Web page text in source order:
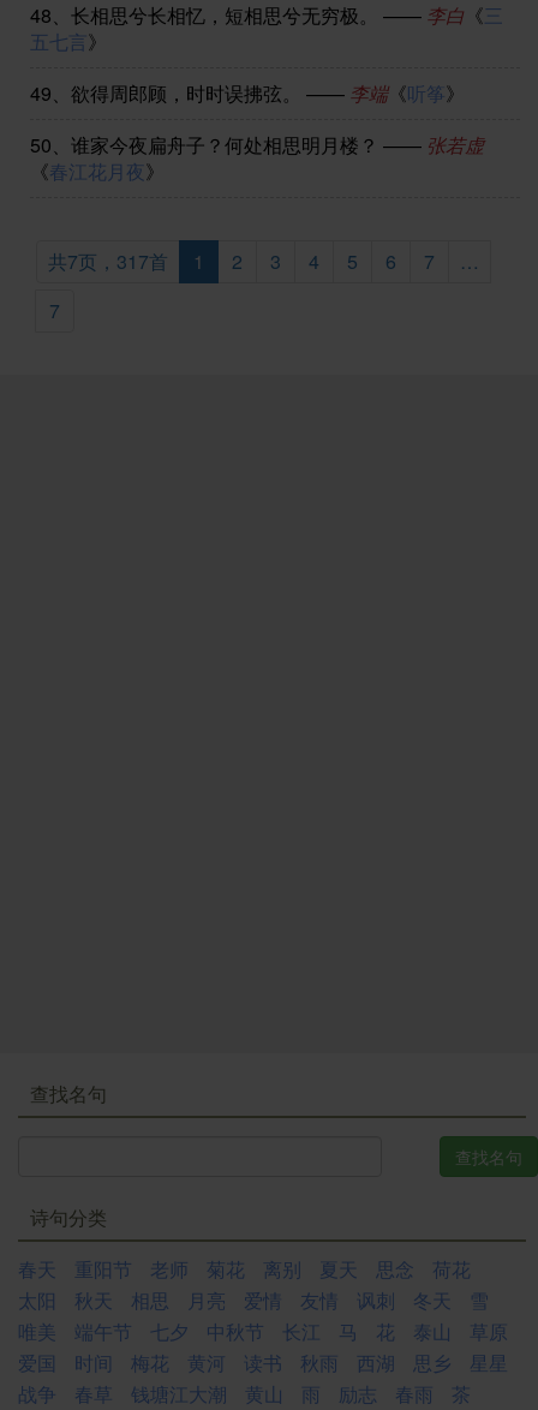
48、 长相思兮长相忆，短相思兮无穷极。 —— 李白 《三
五七言》
49、 欲得周郎顾，时时误拂弦。 —— 李端《听筝》
50、 谁家今夜扁舟子？何处相思明月楼？ —— 张若虚
《春江花月夜》
共7页，317首 1 2 3 4 5 6 7
…
7
查找名句
诗句分类
春天
重阳节 老师 菊花 离别 夏天 思念
荷花
太阳
秋天 相思 月亮 爱情 友情 讽刺 冬天
雪
唯美
端午节 七夕 中秋节 长江 马 花 泰山
草原
爱国
时间 梅花 黄河 读书 秋雨 西湖 思乡
星星
战争
春草 钱塘江大潮 黄山 雨 励志 春雨
茶